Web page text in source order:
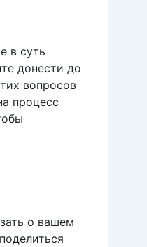
в суть
донести до
вопросов
процесс
о вашем